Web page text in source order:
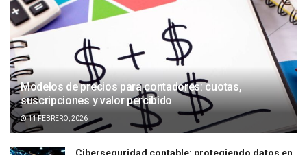
Modelos de precios para contadores: cuotas,
suscripciones y valor percibido
11 FEBRERO, 2026